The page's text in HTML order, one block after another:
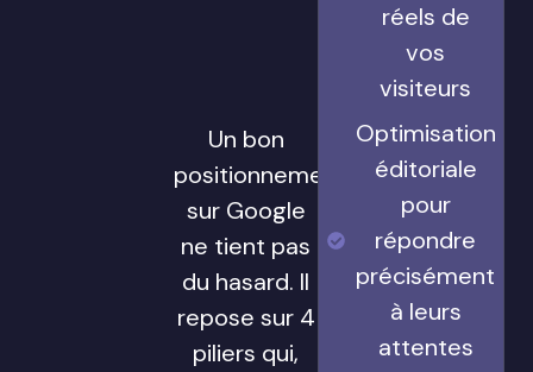
Un bon
positionnement
sur Google
ne tient pas
du hasard. Il
repose sur 4
piliers qui,
réels de
vos
visiteurs
Optimisation
éditoriale
pour
répondre
précisément
à leurs
attentes